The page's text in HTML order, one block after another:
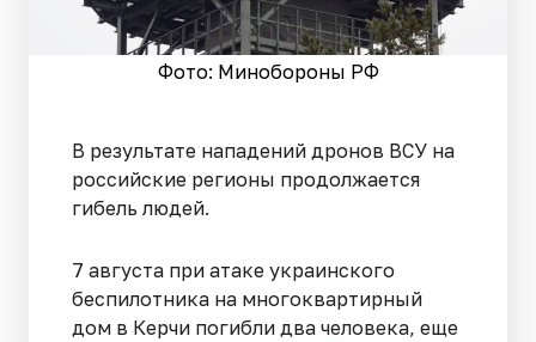
Фото: Минобороны РФ
В результате нападений дронов ВСУ на
российские регионы продолжается
гибель людей.
7 августа при атаке украинского
беспилотника на многоквартирный
дом в Керчи погибли два человека, еще